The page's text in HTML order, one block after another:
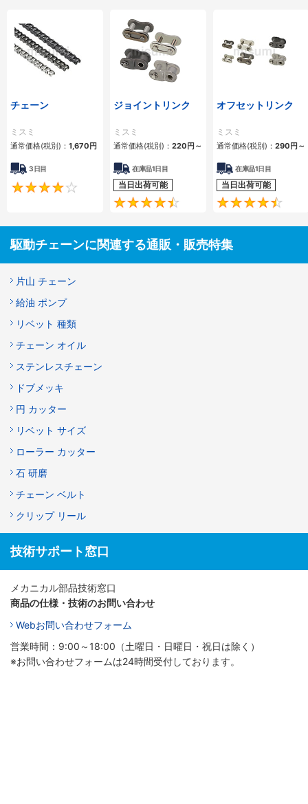
チェーン
ミスミ
通常価格(税別)： 1,670円
3日目
4.2
ジョイントリンク
ミスミ
通常価格(税別)： 220円～
在庫品1日目
当日出荷可能
4.5
オフセットリンク
ミスミ
通常価格(税別)： 290円～
在庫品1日目
当日出荷可能
駆動チェーンに関連する通販・販売特集
片山 チェーン
給油 ポンプ
リベット 種類
チェーン オイル
ステンレスチェーン
ドブメッキ
円 カッター
リベット サイズ
ローラー カッター
石 研磨
チェーン ベルト
クリップ リール
技術サポート窓口
メカニカル部品技術窓口
商品の仕様・技術のお問い合わせ
Webお問い合わせフォーム
営業時間：9:00～18:00（土曜日・日曜日・祝日は除く）
※お問い合わせフォームは24時間受付しております。